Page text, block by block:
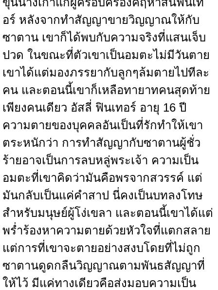
อร์ หลังจากทำสัญญาขายวิญญาณให้กับ
ซาตาน เขาก็ได้พบกับความจริงที่แสนเจ็บ
ปวด ในขณะที่ตัวเขาเป็นอมตะไม่มีวันตาย
เขาได้แต่มองภรรยากับลูกๆล้มตายไปทีละ
คน และตอนนี้เขาก็เหลือทายาทคนสุดท้าย
เพียงคนเดียว อัสลี่ ฟินเทอร์ อายุ 16 ปี
ความตายของบุคคลอันเป็นที่รักทำให้เขา
ตระหนักว่า การทำสัญญากับซาตานผู้ชั่ว
ร้ายอาจเป็นการลบหลู่พระเจ้า ความเป็น
อมตะที่เขาคิดว่ามันคือพรจากสวรรค์ แต่
มันกลับเป็นแค่คำสาป นี่คงเป็นบทลงโทษ
สำหรับมนุษย์ผู้โง่เขลา และตอนนี้เขาได้แต่
พร่ำร้องหาความตายด้วยหัวใจที่แตกสลาย
แต่การที่เขาจะตายอย่างสงบโดยที่ไม่ถูก
ซาตานดูดกลืนวิญญาณตามพันธสัญญาที่
ให้ไว้ มีแค่ทางเดียวคือส่งมอบความเป็น